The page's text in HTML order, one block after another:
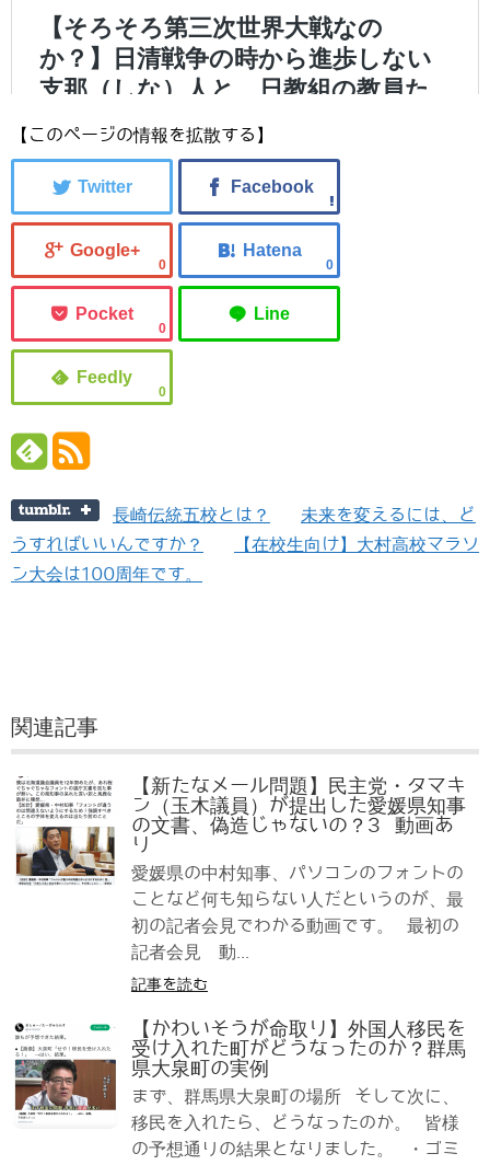
【このページの情報を拡散する】
0 0
0
0
長崎伝統五校とは？
未来を変えるには、ど
うすればいいんですか？
【在校生向け】大村高校マラソ
ン大会は100周年です。
関連記事
【新たなメール問題】民主党・タマキ
ン（玉木議員）が提出した愛媛県知事
の文書、偽造じゃないの？3 動画あ
り
愛媛県の中村知事、パソコンのフォントの
ことなど何も知らない人だというのが、最
初の記者会見でわかる動画です。 最初の
記者会見 動...
記事を読む
【かわいそうが命取り】外国人移民を
受け入れた町がどうなったのか？群馬
県大泉町の実例
まず、群馬県大泉町の場所 そして次に、
移民を入れたら、どうなったのか。 皆様
の予想通りの結果となりました。 ・ゴミ